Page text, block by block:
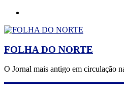
FOLHA DO NORTE
O Jornal mais antigo em circulação